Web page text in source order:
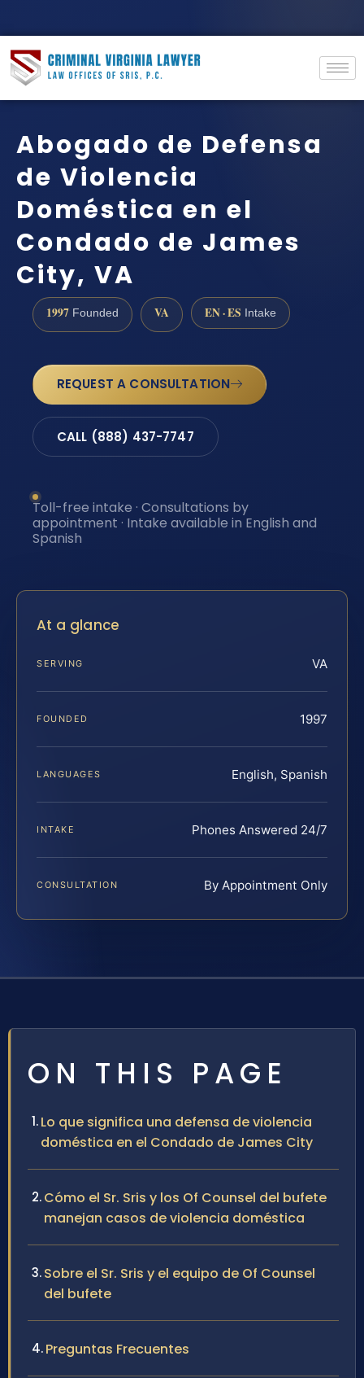
Abogado de Defensa
de Violencia
Doméstica en el
Condado de James
City, VA
1997 Founded VA EN · ES Intake
REQUEST A CONSULTATION
CALL (888) 437-7747
Toll-free intake · Consultations by
appointment · Intake available in English and
Spanish
At a glance
SERVING VA
FOUNDED 1997
LANGUAGES English, Spanish
INTAKE Phones Answered 24/7
CONSULTATION By Appointment Only
ON THIS PAGE
Lo que significa una defensa de violencia
doméstica en el Condado de James City
Cómo el Sr. Sris y los Of Counsel del bufete
manejan casos de violencia doméstica
Sobre el Sr. Sris y el equipo de Of Counsel
del bufete
Preguntas Frecuentes